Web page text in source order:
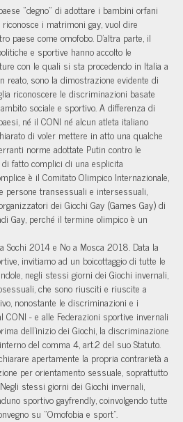
“degno” di adottare i bambini orfani
i matrimoni gay, vuol dire
paese come omofobo. D’altra parte, il
e sportive hanno accolto le
con le quali si sta procedendo in Italia a
reato, sono la dimostrazione evidente di
riconoscere le discriminazioni basate
sociale e sportivo. A differenza di
né il CONI né alcun atleta italiano
di voler mettere in atto una qualche
norme adottate Putin contro le
fatto complici di una esplicita
è il Comitato Olimpico Internazionale,
persone transessuali e intersessuali,
dei Giochi Gay (Games Gay) di
Gay, perché il termine olimpico è un
Sochi 2014 e No a Mosca 2018. Data la
invitiamo ad un boicottaggio di tutte le
negli stessi giorni dei Giochi invernali,
che sono riusciti e riuscite a
nonostante le discriminazioni e i
CONI - e alle Federazioni sportive invernali
dell’inizio dei Giochi, la discriminazione
del comma 4, art.2 del suo Statuto.
apertamente la propria contrarietà a
per orientamento sessuale, soprattutto
stessi giorni dei Giochi invernali,
sportivo gayfrendly, coinvolgendo tutte
su “Omofobia e sport”.